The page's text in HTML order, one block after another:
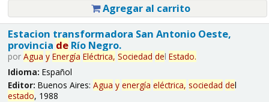
Agregar al carrito
Estacion transformadora San Antonio Oeste,
provincia deRío Negro.
por Agua y Energía Eléctrica, Sociedad del Estado.
Idioma: Español
Editor: Buenos Aires: Agua y energía eléctrica, sociedad del
estado, 1988